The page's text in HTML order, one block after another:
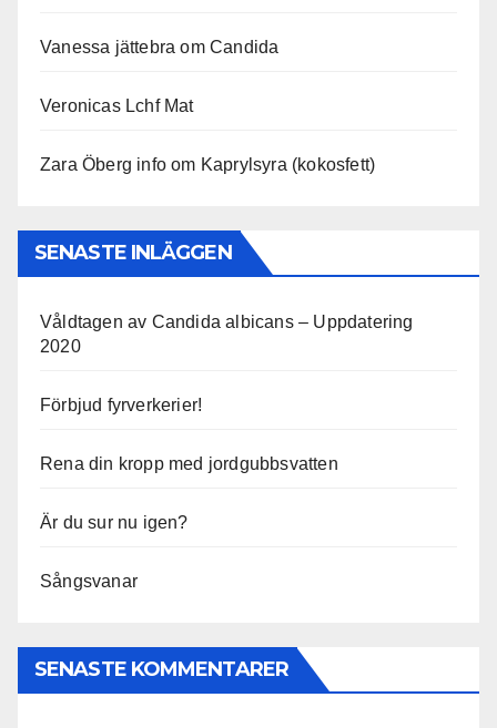
Vanessa jättebra om Candida
Veronicas Lchf Mat
Zara Öberg info om Kaprylsyra (kokosfett)
SENASTE INLÄGGEN
Våldtagen av Candida albicans – Uppdatering
2020
Förbjud fyrverkerier!
Rena din kropp med jordgubbsvatten
Är du sur nu igen?
Sångsvanar
SENASTE KOMMENTARER